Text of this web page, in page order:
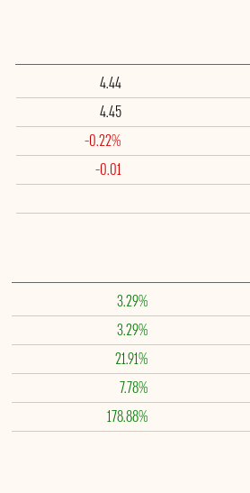
4.44
4.45
-0.22%
-0.01
3.29%
3.29%
21.91%
7.78%
178.88%